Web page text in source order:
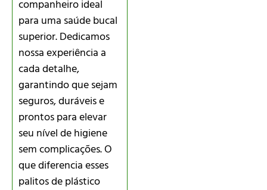
companheiro ideal
para uma saúde bucal
superior. Dedicamos
nossa experiência a
cada detalhe,
garantindo que sejam
seguros, duráveis e
prontos para elevar
seu nível de higiene
sem complicações. O
que diferencia esses
palitos de plástico